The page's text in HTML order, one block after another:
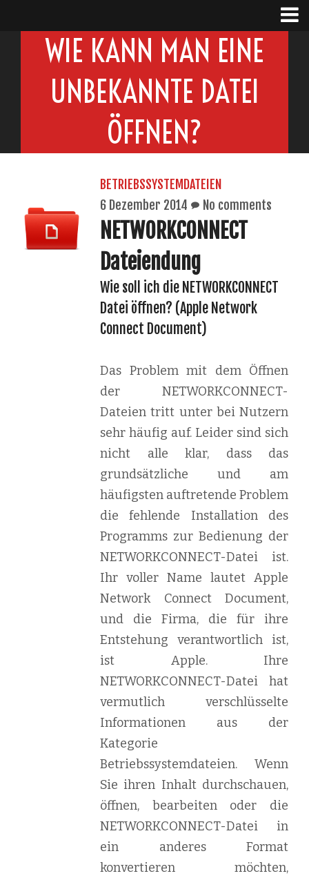
WIE KANN MAN EINE
UNBEKANNTE DATEI
ÖFFNEN?
BETRIEBSSYSTEMDATEIEN
6 Dezember 2014
No comments
NETWORKCONNECT
Dateiendung
Wie soll ich die NETWORKCONNECT
Datei öffnen? (Apple Network
Connect Document)
Das Problem mit dem Öffnen
der NETWORKCONNECT-
Dateien tritt unter bei Nutzern
sehr häufig auf. Leider sind sich
nicht alle klar, dass das
grundsätzliche und am
häufigsten auftretende Problem
die fehlende Installation des
Programms zur Bedienung der
NETWORKCONNECT-Datei ist.
Ihr voller Name lautet Apple
Network Connect Document,
und die Firma, die für ihre
Entstehung verantwortlich ist,
ist Apple. Ihre
NETWORKCONNECT-Datei hat
vermutlich verschlüsselte
Informationen aus der
Kategorie
Betriebssystemdateien. Wenn
Sie ihren Inhalt durchschauen,
öffnen, bearbeiten oder die
NETWORKCONNECT-Datei in
ein anderes Format
konvertieren möchten,